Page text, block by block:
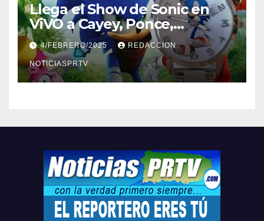
Llega el Show de Sonic en
ViVO a Cayey, Ponce,
Barceloneta y Humacao,
Relojes gratis para el que
compre ahora….
4/FEBRERO/2025 REDACCION
NOTICIASPRTV